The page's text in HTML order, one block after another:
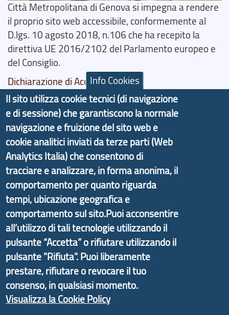
Città Metropolitana di Genova si impegna a rendere
il proprio sito web accessibile, conformemente al
D.lgs. 10 agosto 2018, n.106 che ha recepito la
direttiva UE 2016/2102 del Parlamento europeo e
del Consiglio.
Dichiarazione di Accessibilità
Il progetto Aree Interne
Il portale di marketing territoriale e sviluppo locale
di Genova Città Metropolitana si è sviluppato a
partire dal progetto nazionale Aree Interne
promosso dal Dipartimento per lo Sviluppo
Economico e finalizzato al rilancio socio-economico
delle valli dell’entroterra. In particolare fornisce
informazioni ed aggiornamenti sulla
d'Area Antola-Tigullio
, in collaborazione con Regione
Liguria ed ANCI Liguria.
Info Cookies
Il sito utilizza cookie tecnici (di navigazione
e di sessione) che garantiscono la normale
navigazione e fruizione del sito web e
cookie analitici inviati da terze parti (Web
Analytics Italia) che consentono di
tracciare e analizzare, in forma anonima, il
comportamento per quanto riguarda
tempi, ubicazione geografica e
comportamento sul sito.Puoi acconsentire
all’utilizzo di tali tecnologie utilizzando il
pulsante “Accetta” o rifiutare utilizzando il
pulsante "Rifiuta". Puoi liberamente
prestare, rifiutare o revocare il tuo
consenso, in qualsiasi momento.
Visualizza la Cookie Policy